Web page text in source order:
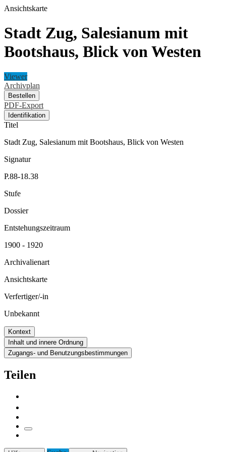
Ansichtskarte
Stadt Zug, Salesianum mit
Bootshaus, Blick von Westen
Viewer
Archivplan
Bestellen
PDF-Export
Identifikation
Titel
Stadt Zug, Salesianum mit Bootshaus, Blick von Westen
Signatur
P.88-18.38
Stufe
Dossier
Entstehungszeitraum
1900 - 1920
Archivalienart
Ansichtskarte
Verfertiger/-in
Unbekannt
Kontext
Inhalt und innere Ordnung
Zugangs- und Benutzungsbestimmungen
Teilen